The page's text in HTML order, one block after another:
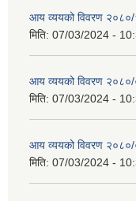
आय व्ययको विवरण
मिति: 07/03/2024 -
आय व्ययको विवरण
मिति: 07/03/2024 -
आय व्ययको विवरण
मिति: 07/03/2024 -